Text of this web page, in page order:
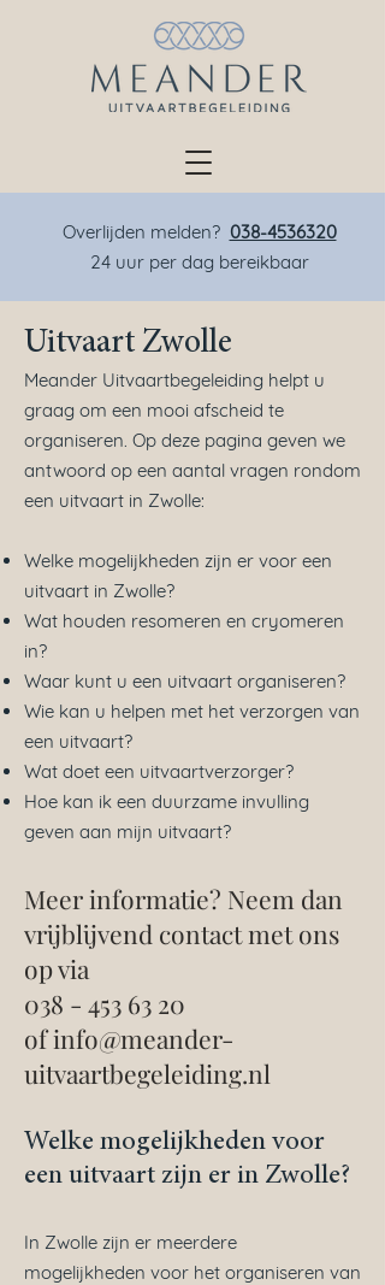
Overlijden melden? 038-4536320
24 uur per dag bereikbaar
Uitvaart Zwolle
Meander Uitvaartbegeleiding helpt u
graag om een mooi afscheid te
organiseren. Op deze pagina geven we
antwoord op een aantal vragen rondom
een uitvaart in Zwolle:
Welke mogelijkheden zijn er voor een
uitvaart in Zwolle?
Wat houden resomeren en cryomeren
in?
Waar kunt u een uitvaart organiseren?
Wie kan u helpen met het verzorgen van
een uitvaart?
Wat doet een uitvaartverzorger?
Hoe kan ik een duurzame invulling
geven aan mijn uitvaart?
Meer informatie? Neem dan
vrijblijvend contact met ons
op via
038 - 453 63 20
ofinfo@meander-
uitvaartbegeleiding.nl
Welke mogelijkheden voor
een uitvaart zijn er in Zwolle?
In Zwolle zijn er meerdere
mogelijkheden voor het organiseren van